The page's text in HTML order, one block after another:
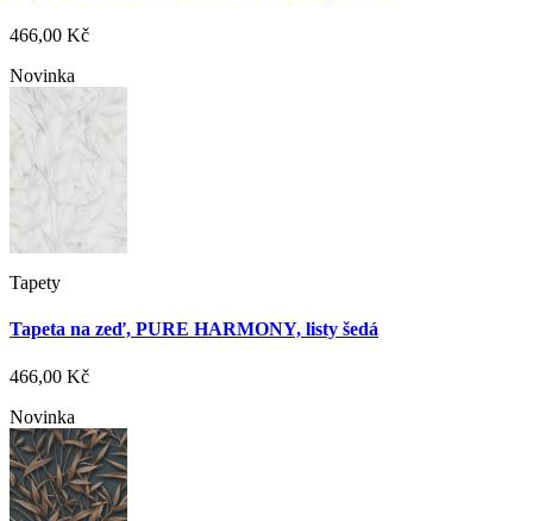
466,00 Kč
Novinka
Tapety
Tapeta na zeď, PURE HARMONY, listy šedá
466,00 Kč
Novinka